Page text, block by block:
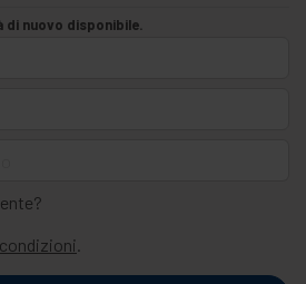
di nuovo disponibile.
.